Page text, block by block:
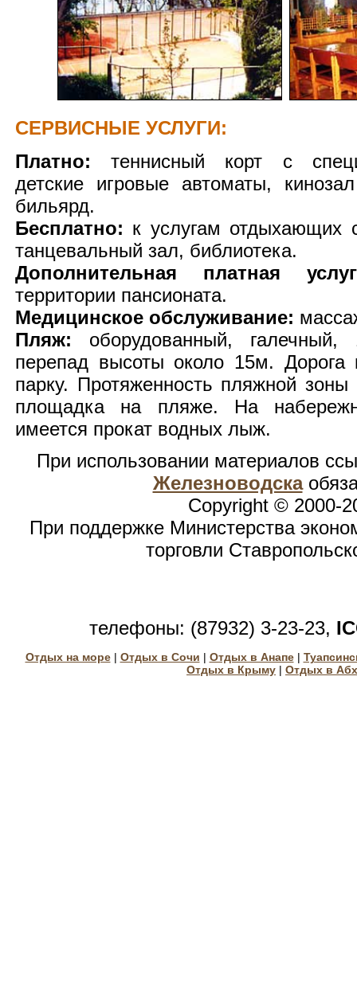
СЕРВИСНЫЕ УСЛУГИ:
Платно: теннисный корт с
детские игровые автоматы,
бильярд.
Бесплатно: к услугам отдыхающих
танцевальный зал, библиотека.
Дополнительная платная
территории пансионата.
Медицинское обслуживание:
Пляж: оборудованный,
перепад высоты около 15м. Дорога
парку. Протяженность пляжной
площадка на пляже. На
имеется прокат водных лыж.
При использовании материалов
Железноводска
Copyright © 2000-
При поддержке Министерства
торговли
телефоны: (87932) 3-23-23,
Отдых на море| Отдых в Сочи | Отдых в Анапе|
Отдых в Крыму | Отдых в